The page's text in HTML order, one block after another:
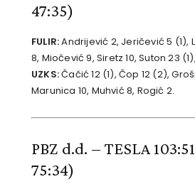
47:35)
FULIR:Andrijević 2, Jeričević 5 (1),
8, Miočević 9, Siretz 10, Suton 23
UZKS:Čačić 12 (1), Čop 12 (2),
Marunica 10, Muhvić 8, Rogić 2.
PBZ d.d. – TESLA 103:51
75:34)